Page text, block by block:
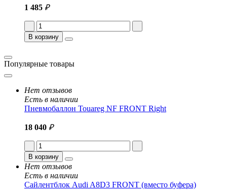
1 485 ₽
В корзину
Популярные товары
Нет отзывов
Есть в наличии
Пневмобаллон Touareg NF FRONT Right
18 040 ₽
В корзину
Нет отзывов
Есть в наличии
Сайлентблок Audi A8D3 FRONT (вместо буфера)